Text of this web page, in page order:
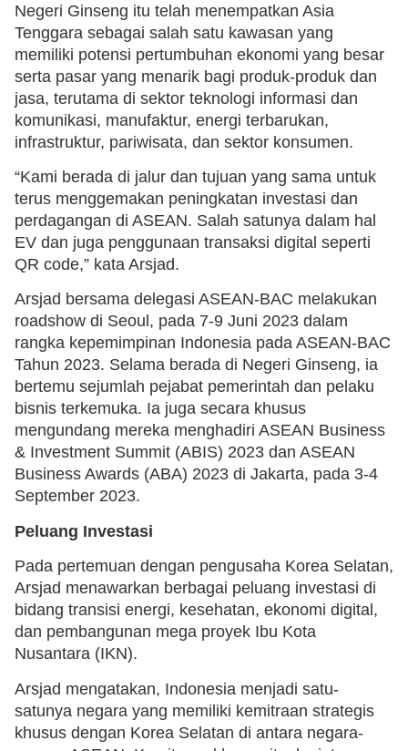
Negeri Ginseng itu telah menempatkan Asia
Tenggara sebagai salah satu kawasan yang
memiliki potensi pertumbuhan ekonomi yang besar
serta pasar yang menarik bagi produk-produk dan
jasa, terutama di sektor teknologi informasi dan
komunikasi, manufaktur, energi terbarukan,
infrastruktur, pariwisata, dan sektor konsumen.
“Kami berada di jalur dan tujuan yang sama untuk
terus menggemakan peningkatan investasi dan
perdagangan di ASEAN. Salah satunya dalam hal
EV dan juga penggunaan transaksi digital seperti
QR code,” kata Arsjad.
Arsjad bersama delegasi ASEAN-BAC melakukan
roadshow di Seoul, pada 7-9 Juni 2023 dalam
rangka kepemimpinan Indonesia pada ASEAN-BAC
Tahun 2023. Selama berada di Negeri Ginseng, ia
bertemu sejumlah pejabat pemerintah dan pelaku
bisnis terkemuka. Ia juga secara khusus
mengundang mereka menghadiri ASEAN Business
& Investment Summit (ABIS) 2023 dan ASEAN
Business Awards (ABA) 2023 di Jakarta, pada 3-4
September 2023.
Peluang Investasi
Pada pertemuan dengan pengusaha Korea Selatan,
Arsjad menawarkan berbagai peluang investasi di
bidang transisi energi, kesehatan, ekonomi digital,
dan pembangunan mega proyek Ibu Kota
Nusantara (IKN).
Arsjad mengatakan, Indonesia menjadi satu-
satunya negara yang memiliki kemitraan strategis
khusus dengan Korea Selatan di antara negara-